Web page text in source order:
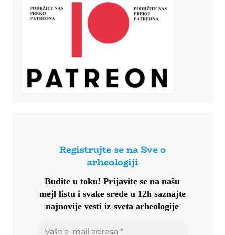
Registrujte se na Sve o
arheologiji
Budite u toku!Prijavite se na našu
mejl listu i svake srede u 12h saznajte
najnovije vesti iz sveta arheologije